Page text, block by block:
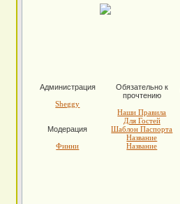
Администрация
Sheggy
Модерация
Финни
Обязательно к
прочтению
Наши Правила
Для Гостей
Шаблон Паспорта
Название
Название